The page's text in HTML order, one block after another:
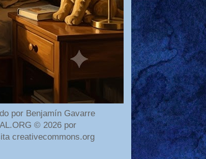
por Benjamín Gavarre
© 2026 por
creativecommons.org